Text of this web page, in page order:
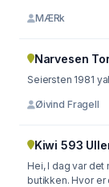
MÆRk
Narvesen
Seiersten 1981
Øivind Fragell
Kiwi 593
Hei, I dag var
butikken. Hvor er